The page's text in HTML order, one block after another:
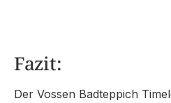
Fazit:
Der Vossen Badteppich